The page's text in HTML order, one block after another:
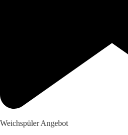
Weichspüler Angebot